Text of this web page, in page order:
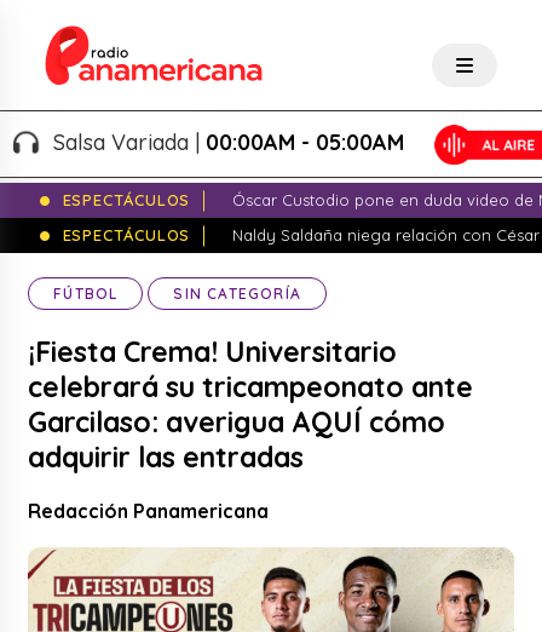
Salsa Variada |00:00AM - 05:00AM
ESPECTÁCULOS
Óscar Custodio pone en duda video de
ESPECTÁCULOS
Naldy Saldaña niega relación con
FÚTBOL SIN CATEGORÍA
¡Fiesta Crema! Universitario
celebrará su tricampeonato ante
Garcilaso: averigua AQUÍ cómo
adquirir las entradas
Redacción Panamericana